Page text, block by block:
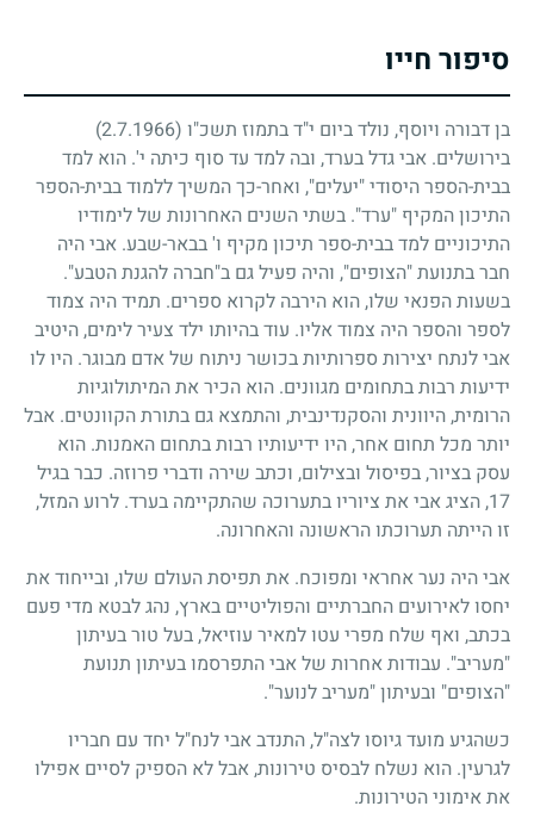
סיפור חייו
בן דבורה ויוסף, נולד ביום י"ד בתמוז תשכ"ו (2.7.1966)
בירושלים. אבי גדל בערד, ובה למד עד סוף כיתה י'. הוא למד
בבית-הספר היסודי "יעלים", ואחר-כך המשיך ללמוד בבית-הספר
התיכון המקיף "ערד". בשתי השנים האחרונות של לימודיו
התיכוניים למד בבית-ספר תיכון מקיף ו' בבאר-שבע. אבי היה
חבר בתנועת "הצופים", והיה פעיל גם ב"חברה להגנת הטבע".
בשעות הפנאי שלו, הוא הירבה לקרוא ספרים. תמיד היה צמוד
לספר והספר היה צמוד אליו. עוד בהיותו ילד צעיר לימים, היטיב
אבי לנתח יצירות ספרותיות בכושר ניתוח של אדם מבוגר. היו לו
ידיעות רבות בתחומים מגוונים. הוא הכיר את המיתולוגיות
הרומית, היוונית והסקנדינבית, והתמצא גם בתורת הקוונטים. אבל
יותר מכל תחום אחר, היו ידיעותיו רבות בתחום האמנות. הוא
עסק בציור, בפיסול ובצילום, וכתב שירה ודברי פרוזה. כבר בגיל
17, הציג אבי את ציוריו בתערוכה שהתקיימה בערד. לרוע המזל,
זו הייתה תערוכתו הראשונה והאחרונה.
אבי היה נער אחראי ומפוכח. את תפיסת העולם שלו, ובייחוד את
יחסו לאירועים החברתיים והפוליטיים בארץ, נהג לבטא מדי פעם
בכתב, ואף שלח מפרי עטו למאיר עוזיאל, בעל טור בעיתון
"מעריב". עבודות אחרות של אבי התפרסמו בעיתון תנועת
"הצופים" ובעיתון "מעריב לנוער".
כשהגיע מועד גיוסו לצה"ל, התנדב אבי לנח"ל יחד עם חבריו
לגרעין. הוא נשלח לבסיס טירונות, אבל לא הספיק לסיים אפילו
את אימוני הטירונות.